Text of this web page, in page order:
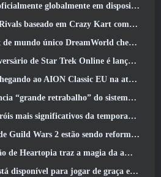
globalmente em dispositivos Android
todas as coisas que você provavelmente não sabia que queria combinadas
DreamWorld chegando ao Steam com acesso antecipado
Online é lançado como parte da atualização de “corrupção”
ao AION Classic EU na atualização ‘Ignite’
do sistema de progressão de jogadores do Soulframe
mais significativos da temporada 6.5
sendo reformulados com base no feedback dos jogadores
traz a magia da amizade de My Little Pony
jogar de graça e a Epic não processará ninguém por isso